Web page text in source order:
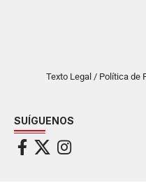
Texto Legal / Política de
SUÍGUENOS